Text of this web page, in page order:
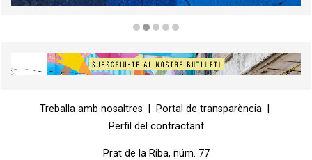
Treballa amb nosaltres
Portal de transparència
Perfil del contractant
Prat de la Riba, núm. 77